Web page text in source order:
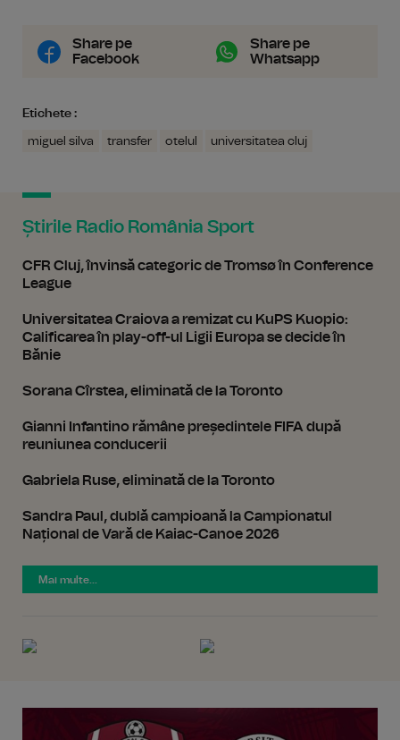
Share pe
Facebook
Share pe
Whatsapp
Etichete :
miguel silva transfer otelul universitatea cluj
Știrile Radio România Sport
CFR Cluj, învinsă categoric de Tromsø în Conference
League
Universitatea Craiova a remizat cu KuPS Kuopio:
Calificarea în play-off-ul Ligii Europa se decide în
Bănie
Sorana Cîrstea, eliminată de la Toronto
Gianni Infantino rămâne președintele FIFA după
reuniunea conducerii
Gabriela Ruse, eliminată de la Toronto
Sandra Paul, dublă campioană la Campionatul
Național de Vară de Kaiac-Canoe 2026
Mai multe...